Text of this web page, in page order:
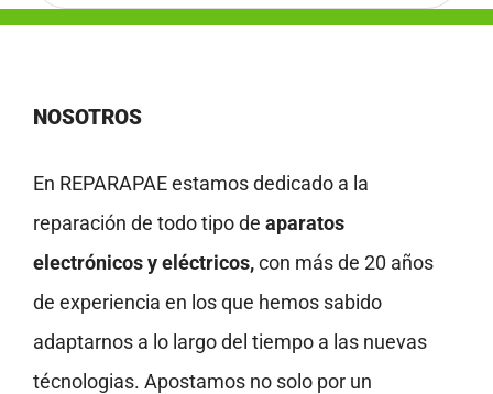
NOSOTROS
En REPARAPAE estamos dedicado a la
reparación de todo tipo de aparatos
electrónicos y eléctricos,con más de 20 años
de experiencia en los que hemos sabido
adaptarnos a lo largo del tiempo a las nuevas
técnologias. Apostamos no solo por un